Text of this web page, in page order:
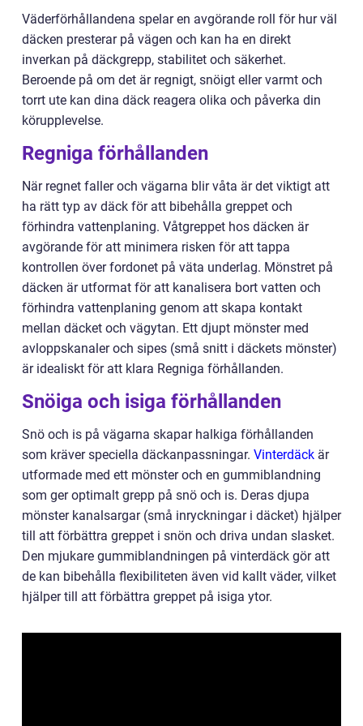
Väderförhållandena spelar en avgörande roll för hur väl
däcken presterar på vägen och kan ha en direkt
inverkan på däckgrepp, stabilitet och säkerhet.
Beroende på om det är regnigt, snöigt eller varmt och
torrt ute kan dina däck reagera olika och påverka din
körupplevelse.
Regniga förhållanden
När regnet faller och vägarna blir våta är det viktigt att
ha rätt typ av däck för att bibehålla greppet och
förhindra vattenplaning. Våtgreppet hos däcken är
avgörande för att minimera risken för att tappa
kontrollen över fordonet på väta underlag. Mönstret på
däcken är utformat för att kanalisera bort vatten och
förhindra vattenplaning genom att skapa kontakt
mellan däcket och vägytan. Ett djupt mönster med
avloppskanaler och sipes (små snitt i däckets mönster)
är idealiskt för att klara Regniga förhållanden.
Snöiga och isiga förhållanden
Snö och is på vägarna skapar halkiga förhållanden
som kräver speciella däckanpassningar. Vinterdäck är
utformade med ett mönster och en gummiblandning
som ger optimalt grepp på snö och is. Deras djupa
mönster kanalsargar (små inryckningar i däcket) hjälper
till att förbättra greppet i snön och driva undan slasket.
Den mjukare gummiblandningen på vinterdäck gör att
de kan bibehålla flexibiliteten även vid kallt väder, vilket
hjälper till att förbättra greppet på isiga ytor.